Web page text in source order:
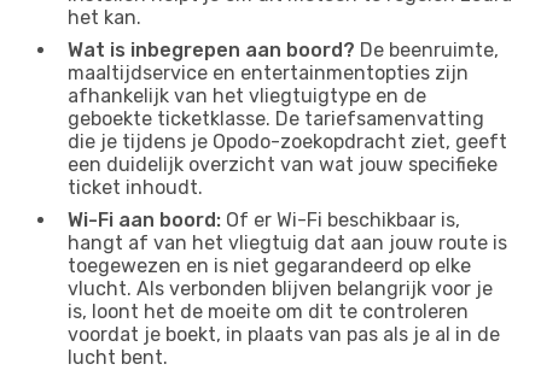
het kan.
Wat is inbegrepen aan boord? De beenruimte,
maaltijdservice en entertainmentopties zijn
afhankelijk van het vliegtuigtype en de
geboekte ticketklasse. De tariefsamenvatting
die je tijdens je Opodo-zoekopdracht ziet, geeft
een duidelijk overzicht van wat jouw specifieke
ticket inhoudt.
Wi-Fi aan boord: Of er Wi-Fi beschikbaar is,
hangt af van het vliegtuig dat aan jouw route is
toegewezen en is niet gegarandeerd op elke
vlucht. Als verbonden blijven belangrijk voor je
is, loont het de moeite om dit te controleren
voordat je boekt, in plaats van pas als je al in de
lucht bent.